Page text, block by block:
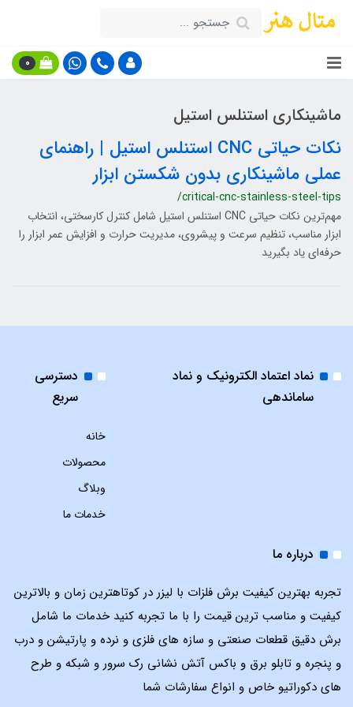
0
ماشینکاری استنلس استیل
نکات حیاتی CNC استنلس استیل | راهنمای
عملی ماشینکاری بدون شکستن ابزار
/critical-cnc-stainless-steel-tips
مهم‌ترین نکات حیاتی CNC استنلس استیل شامل کنترل کارسختی، انتخاب
ابزار مناسب، تنظیم سرعت و پیشروی، مدیریت حرارت و افزایش عمر ابزار را
حرفه‌ای یاد بگیرید
نماد اعتماد الکترونیک و نماد
ساماندهی
دسترسی
سریع
خانه
محصولات
وبلاگ
خدمات ما
درباره ما
تجربه بهترین کیفیت برش فلزات با لیزر در کوتاهترین زمان و بالاترین
کیفیت و مناسب ترین قیمت را با ما تجربه کنید خدمات ما شامل
برش دقیق قطعات صنعتی و سازه های فلزی و نرده و پارتیشن و درب
و پنجره و تابلو برق و باکس آتش نشانی رک سرور و شبکه و طرح
های دکوراتیو خاص و انواع سفارشات شما